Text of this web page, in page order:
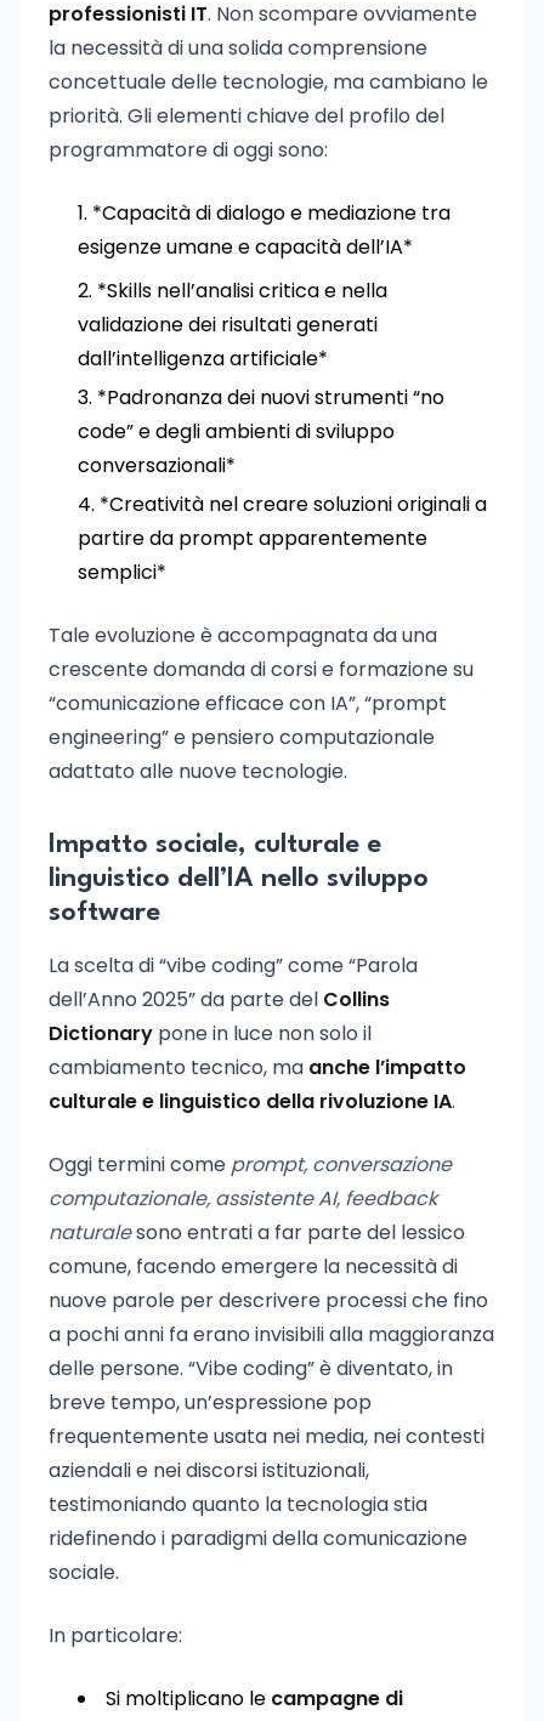
professionisti IT. Non scompare ovviamente
la necessità di una solida comprensione
concettuale delle tecnologie, ma cambiano le
priorità. Gli elementi chiave del profilo del
programmatore di oggi sono:
*Capacità di dialogo e mediazione tra
esigenze umane e capacità dell’IA*
*Skills nell’analisi critica e nella
validazione dei risultati generati
dall’intelligenza artificiale*
*Padronanza dei nuovi strumenti “no
code” e degli ambienti di sviluppo
conversazionali*
*Creatività nel creare soluzioni originali a
partire da prompt apparentemente
semplici*
Tale evoluzione è accompagnata da una
crescente domanda di corsi e formazione su
“comunicazione efficace con IA”, “prompt
engineering” e pensiero computazionale
adattato alle nuove tecnologie.
Impatto sociale, culturale e
linguistico dell’IA nello sviluppo
software
La scelta di “vibe coding” come “Parola
dell’Anno 2025” da parte del Collins
Dictionary pone in luce non solo il
cambiamento tecnico, ma anche l’impatto
culturale e linguistico della rivoluzione IA.
Oggi termini come prompt, conversazione
computazionale, assistente AI, feedback
naturalesono entrati a far parte del lessico
comune, facendo emergere la necessità di
nuove parole per descrivere processi che fino
a pochi anni fa erano invisibili alla maggioranza
delle persone. “Vibe coding” è diventato, in
breve tempo, un’espressione pop
frequentemente usata nei media, nei contesti
aziendali e nei discorsi istituzionali,
testimoniando quanto la tecnologia stia
ridefinendo i paradigmi della comunicazione
sociale.
In particolare:
Si moltiplicano le campagne di